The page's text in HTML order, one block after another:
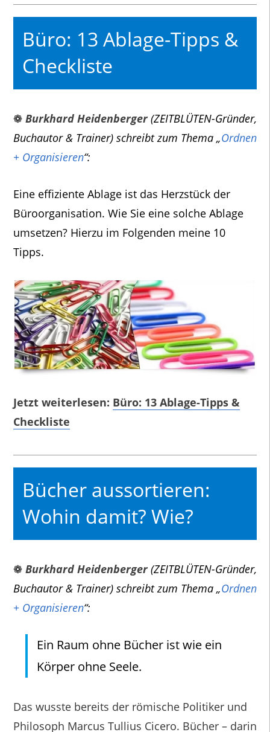
Büro: 13 Ablage-Tipps &
Checkliste
❁ Burkhard Heidenberger(ZEITBLÜTEN-Gründer,
Buchautor & Trainer) schreibt zum Thema „Ordnen
+ Organisieren“:
Eine effiziente Ablage ist das Herzstück der
Büroorganisation. Wie Sie eine solche Ablage
umsetzen? Hierzu im Folgenden meine 10
Tipps.
Jetzt weiterlesen: Büro: 13 Ablage-Tipps &
Checkliste
Bücher aussortieren:
Wohin damit? Wie?
❁ Burkhard Heidenberger(ZEITBLÜTEN-Gründer,
Buchautor & Trainer) schreibt zum Thema „Ordnen
+ Organisieren“:
Ein Raum ohne Bücher ist wie ein
Körper ohne Seele.
Das wusste bereits der römische Politiker und
Philosoph Marcus Tullius Cicero. Bücher – darin